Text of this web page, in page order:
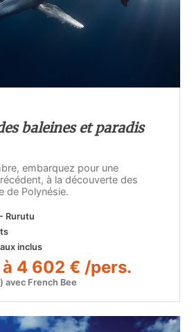
baleines et paradis
embarquez pour une
à la découverte des
de Polynésie.
Rurutu
inclus
à 4 602 € /pers.
avec French Bee